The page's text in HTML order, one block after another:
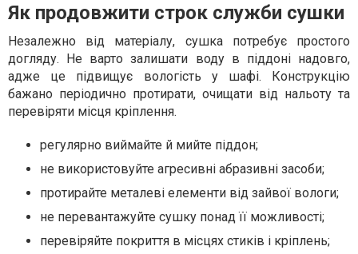
Як продовжити строк служби сушки
Незалежно від матеріалу, сушка потребує простого
догляду. Не варто залишати воду в піддоні надовго,
адже це підвищує вологість у шафі. Конструкцію
бажано періодично протирати, очищати від нальоту та
перевіряти місця кріплення.
регулярно виймайте й мийте піддон;
не використовуйте агресивні абразивні засоби;
протирайте металеві елементи від зайвої вологи;
не перевантажуйте сушку понад її можливості;
перевіряйте покриття в місцях стиків і кріплень;